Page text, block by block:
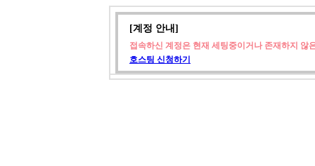
[계정 안내]
접속하신 계정은 현재 세팅중이거나 존재하지 않
호스팅 신청하기